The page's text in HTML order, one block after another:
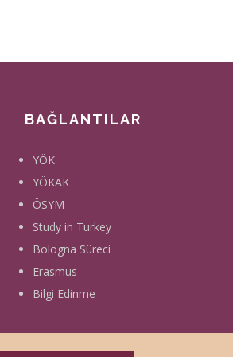
BAĞLANTILAR
YÖK
YÖKAK
ÖSYM
Study in Turkey
Bologna Süreci
Erasmus
Bilgi Edinme